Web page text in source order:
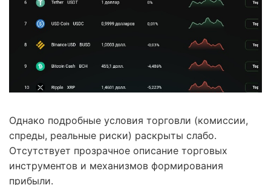
Однако подробные условия торговли (комиссии,
спреды, реальные риски) раскрыты слабо.
Отсутствует прозрачное описание торговых
инструментов и механизмов формирования
прибыли.